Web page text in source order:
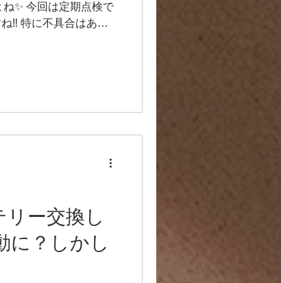
✨ 今回は定期点検で
‼️ 特に不具合はあり
ー交換し
に？しかし